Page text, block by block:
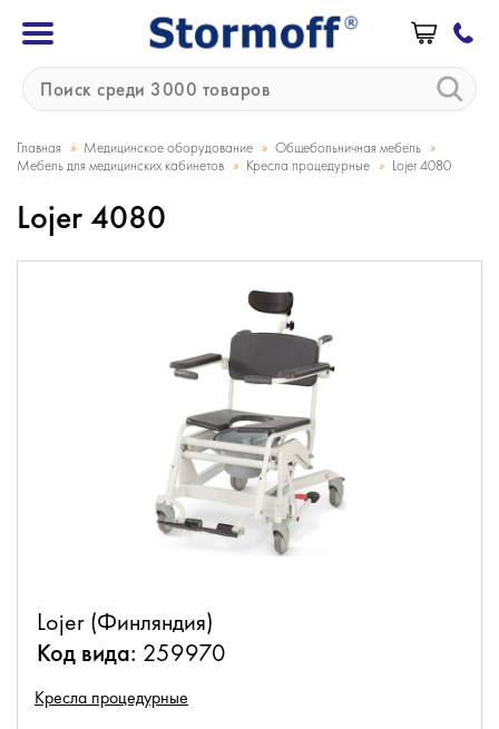
Главная » Медицинское оборудование » Общебольничная мебель »
Мебель для медицинских кабинетов » Кресла процедурные » Lojer 4080
Lojer 4080
Lojer (Финляндия)
Код вида: 259970
Кресла процедурные